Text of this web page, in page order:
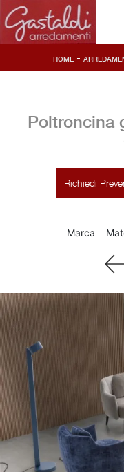
HOME -
Poltroncina
Richiedi
Marca